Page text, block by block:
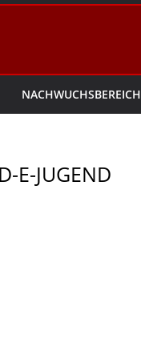
NACHWUCHSBEREICH
E-JUGEND